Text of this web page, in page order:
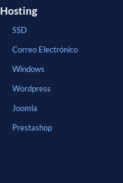
Hosting
SSD
Correo Electrónico
Windows
Wordpress
Joomla
Prestashop